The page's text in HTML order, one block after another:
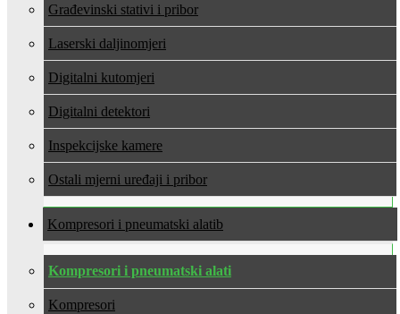
Građevinski stativi i pribor
Laserski daljinomjeri
Digitalni kutomjeri
Digitalni detektori
Inspekcijske kamere
Ostali mjerni uređaji i pribor
Kompresori i pneumatski alati
Kompresori i pneumatski alati
Kompresori